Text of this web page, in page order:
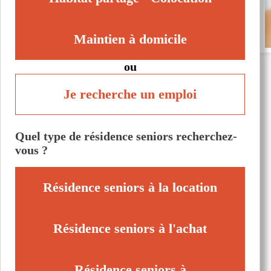
Maintien à domicile
ou
Je recherche un emploi
Quel type de résidence seniors recherchez-
vous ?
Résidence seniors à la location
Résidence seniors à l'achat